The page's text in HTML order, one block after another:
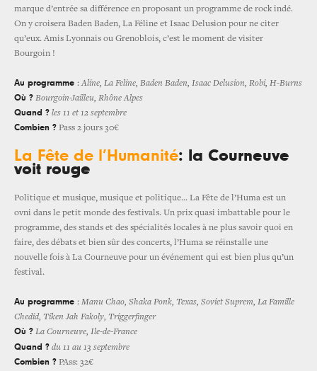
marque d’entrée sa différence en proposant un programme de rock indé.
On y croisera Baden Baden, La Féline et Isaac Delusion pour ne citer
qu’eux. Amis Lyonnais ou Grenoblois, c’est le moment de visiter
Bourgoin !
Au programme :Aline, La Feline, Baden Baden, Isaac Delusion, Robi, H-Burns
Où ? Bourgoin-Jailleu, Rhône Alpes
Quand ? les 11 et 12 septembre
Combien ? Pass 2 jours 30€
La Fête de l’Humanité: la Courneuve
voit rouge
Politique et musique, musique et politique… La Fête de l’Huma est un
ovni dans le petit monde des festivals. Un prix quasi imbattable pour le
programme, des stands et des spécialités locales à ne plus savoir quoi en
faire, des débats et bien sûr des concerts, l’Huma se réinstalle une
nouvelle fois à La Courneuve pour un événement qui est bien plus qu’un
festival.
Au programme : Manu Chao, Shaka Ponk, Texas, Soviet Suprem, La Famille
Chedid, Tiken Jah Fakoly, Triggerfinger
Où ? La Courneuve, Ile-de-France
Quand ? du 11 au 13 septembre
Combien ? PAss: 32€